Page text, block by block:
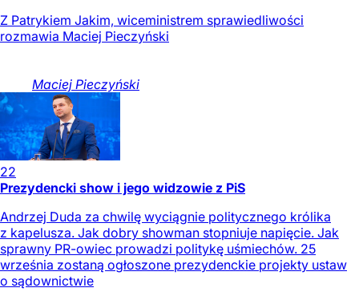
Z Patrykiem Jakim, wiceministrem sprawiedliwości
rozmawia Maciej Pieczyński
Maciej Pieczyński
22
Prezydencki show i jego widzowie z PiS
Andrzej Duda za chwilę wyciągnie politycznego królika
z kapelusza. Jak dobry showman stopniuje napięcie. Jak
sprawny PR-owiec prowadzi politykę uśmiechów. 25
września zostaną ogłoszone prezydenckie projekty ustaw
o sądownictwie